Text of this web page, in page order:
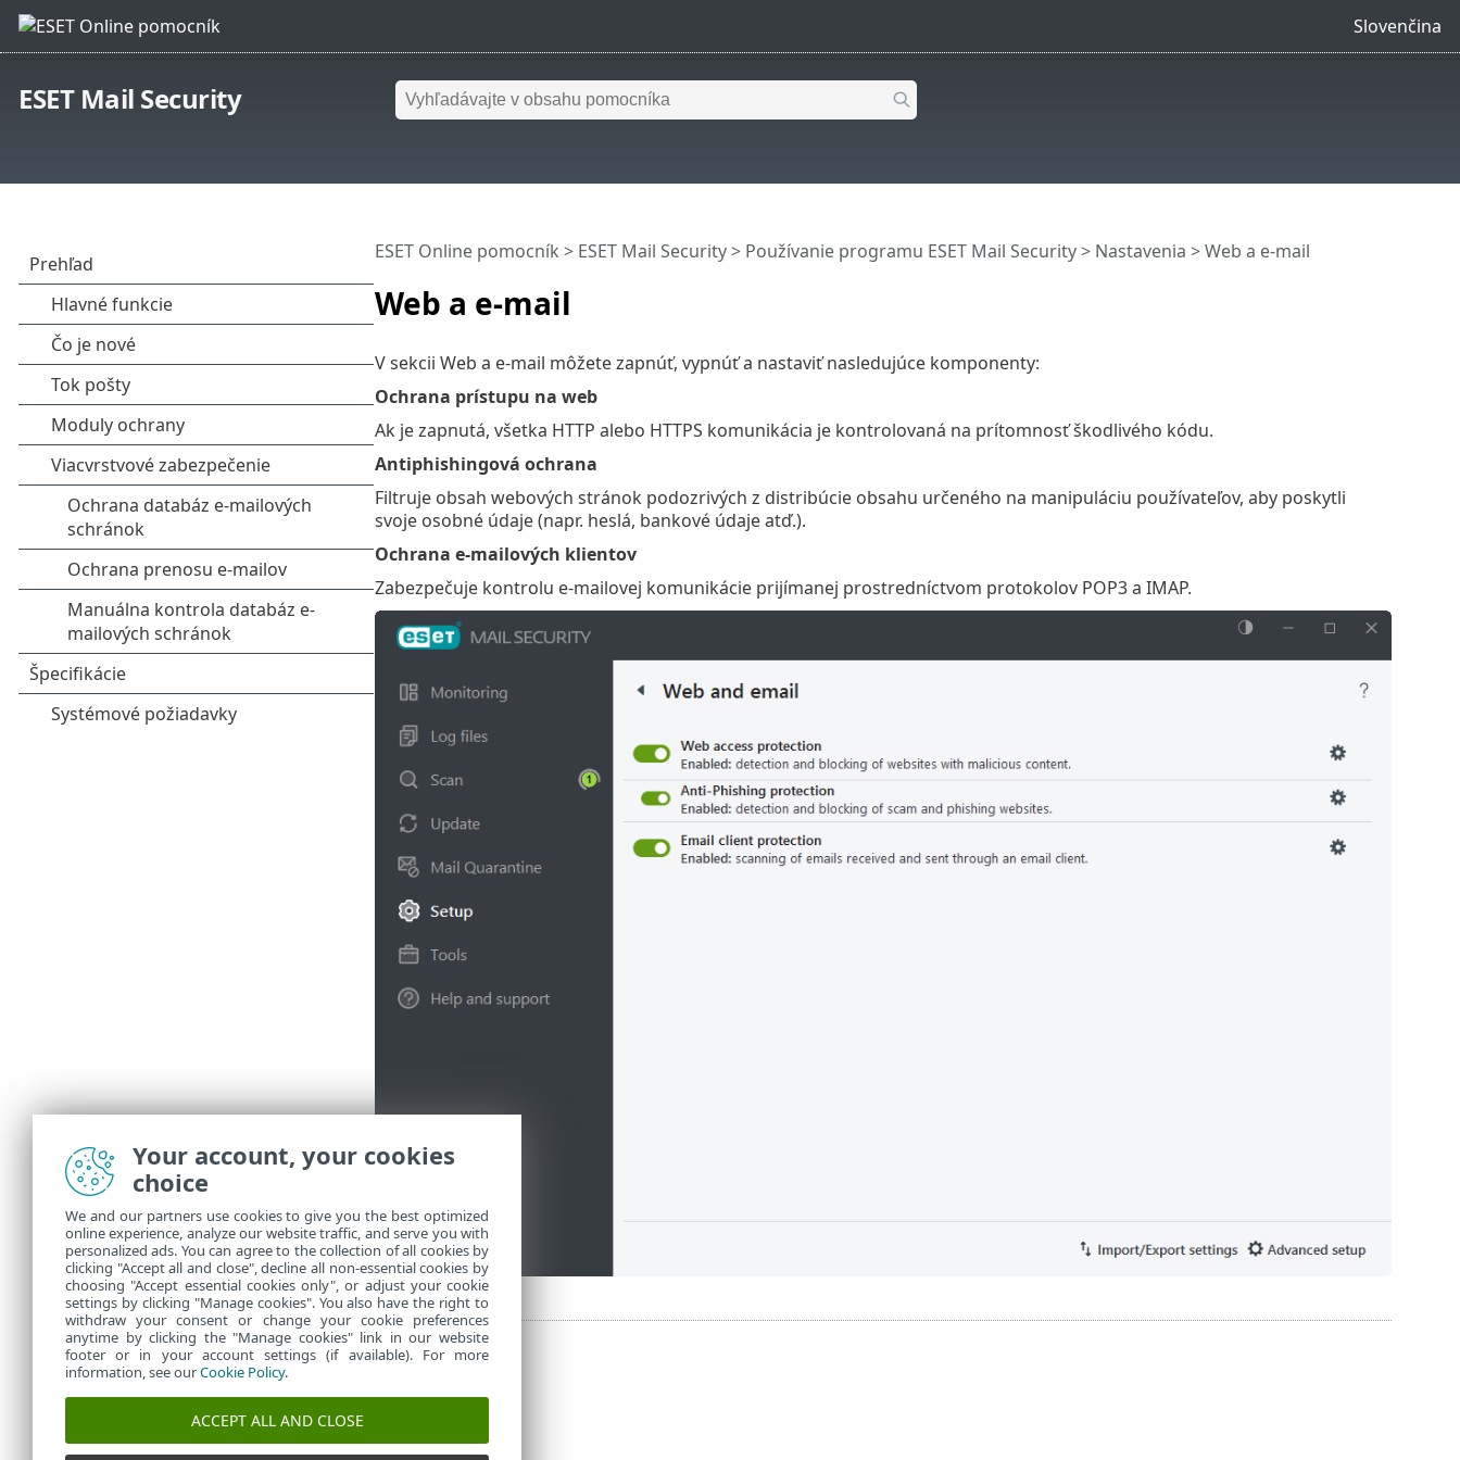
Slovenčina
ESET Mail Security
Web a e-mail
ESET Online pomocník > ESET Mail Security> Používanie programu ESET Mail Security> Nastavenia > Web a e-mail
V sekcii Web a e-mail môžete zapnúť, vypnúť a nastaviť nasledujúce komponenty:
Ochrana prístupu na web
Ak je zapnutá, všetka HTTP alebo HTTPS komunikácia je kontrolovaná na prítomnosť škodlivého kódu.
Antiphishingová ochrana
Filtruje obsah webových stránok podozrivých z distribúcie obsahu určeného na manipuláciu používateľov, aby poskytli
svoje osobné údaje (napr. heslá, bankové údaje atď.).
Ochrana e‑mailových klientov
Zabezpečuje kontrolu e-mailovej komunikácie prijímanej prostredníctvom protokolov POP3 a IMAP.
Your account, your cookies
choice
We and our partners use cookies to give you the best optimized
online experience, analyze our website traffic, and serve you with
personalized ads. You can agree to the collection of all cookies by
clicking "Accept all and close", decline all non-essential cookies by
choosing "Accept essential cookies only", or adjust your cookie
settings by clicking "Manage cookies". You also have the right to
withdraw your consent or change your cookie preferences
anytime by clicking the "Manage cookies" link in our website
footer or in your account settings (if available). For more
information, see ourCookie Policy.
ACCEPT ALL AND CLOSE